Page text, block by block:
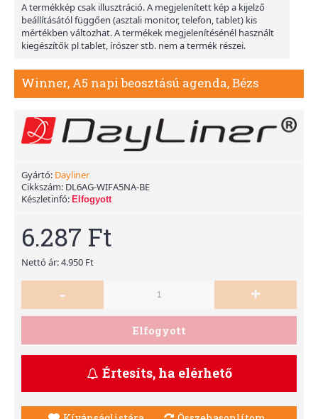
A termékkép csak illusztráció. A megjelenített kép a kijelző
beállításától függően (asztali monitor, telefon, tablet) kis
mértékben változhat. A termékek megjelenítésénél használt
kiegészítők pl tablet, írószer stb. nem a termék részei.
Winner, A5 napi beosztású agenda, Bézs
Gyártó: Dayliner
Cikkszám: DL6AG-WIFA5NA-BE
Készletinfó: Elfogyott
6.287 Ft
Nettó ár: 4.950 Ft
- +
Elfogyott
Értesíts, ha elérhető